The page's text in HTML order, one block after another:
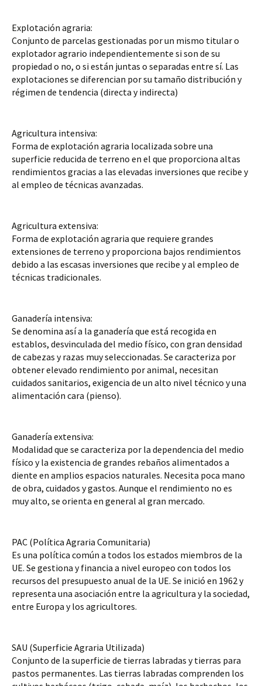
Explotación agraria:
Conjunto de parcelas gestionadas por un mismo titular o
explotador agrario independientemente si son de su
propiedad o no, o si están juntas o separadas entre sí. Las
explotaciones se diferencian por su tamaño distribución y
régimen de tendencia (directa y indirecta)
Agricultura intensiva:
Forma de explotación agraria localizada sobre una
superficie reducida de terreno en el que proporciona altas
rendimientos gracias a las elevadas inversiones que recibe y
al empleo de técnicas avanzadas.
Agricultura extensiva:
Forma de explotación agraria que requiere grandes
extensiones de terreno y proporciona bajos rendimientos
debido a las escasas inversiones que recibe y al empleo de
técnicas tradicionales.
Ganadería intensiva:
Se denomina así a la ganadería que está recogida en
establos, desvinculada del medio físico, con gran densidad
de cabezas y razas muy seleccionadas. Se caracteriza por
obtener elevado rendimiento por animal, necesitan
cuidados sanitarios, exigencia de un alto nivel técnico y una
alimentación cara (pienso).
Ganadería extensiva:
Modalidad que se caracteriza por la dependencia del medio
físico y la existencia de grandes rebaños alimentados a
diente en amplios espacios naturales. Necesita poca mano
de obra, cuidados y gastos. Aunque el rendimiento no es
muy alto, se orienta en general al gran mercado.
PAC (Política Agraria Comunitaria)
Es una política común a todos los estados miembros de la
UE. Se gestiona y financia a nivel europeo con todos los
recursos del presupuesto anual de la UE. Se inició en 1962 y
representa una asociación entre la agricultura y la sociedad,
entre Europa y los agricultores.
SAU (Superficie Agraria Utilizada)
Conjunto de la superficie de tierras labradas y tierras para
pastos permanentes. Las tierras labradas comprenden los